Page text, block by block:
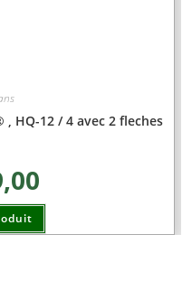
HQ-12 / 4 avec 2 fleches